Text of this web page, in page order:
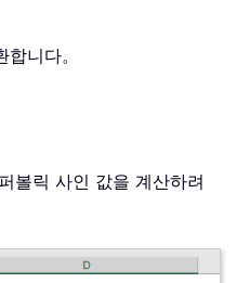
니다。
볼릭 사인 값을 계산하려